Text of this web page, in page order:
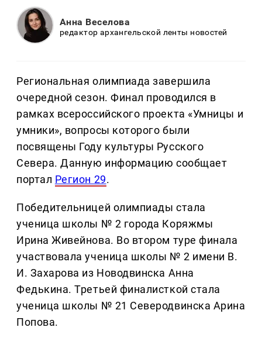
Анна Веселова
редактор архангельской ленты новостей
Региональная олимпиада завершила
очередной сезон. Финал проводился в
рамках всероссийского проекта «Умницы и
умники», вопросы которого были
посвящены Году культуры Русского
Севера. Данную информацию сообщает
портал Регион 29.
Победительницей олимпиады стала
ученица школы № 2 города Коряжмы
Ирина Живейнова. Во втором туре финала
участвовала ученица школы № 2 имени В.
И. Захарова из Новодвинска Анна
Федькина. Третьей финалисткой стала
ученица школы № 21 Северодвинска Арина
Попова.